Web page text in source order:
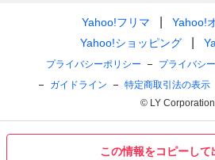
この情報をコピーして
Yahoo!フリマ
Yahoo!
Yahoo!ショッピング
プライバシーポリシー プライバシ
ガイドライン
特定商取引法の表示
© LY Corporation